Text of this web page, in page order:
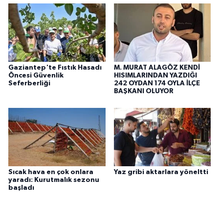
Gaziantep'te Fıstık Hasadı
Öncesi Güvenlik
Seferberliği
M. MURAT ALAGÖZ KENDİ
HISIMLARINDAN YAZDIĞI
242 OYDAN 174 OYLA İLÇE
BAŞKANI OLUYOR
Sıcak hava en çok onlara
yaradı: Kurutmalık sezonu
başladı
Yaz gribi aktarlara yöneltti